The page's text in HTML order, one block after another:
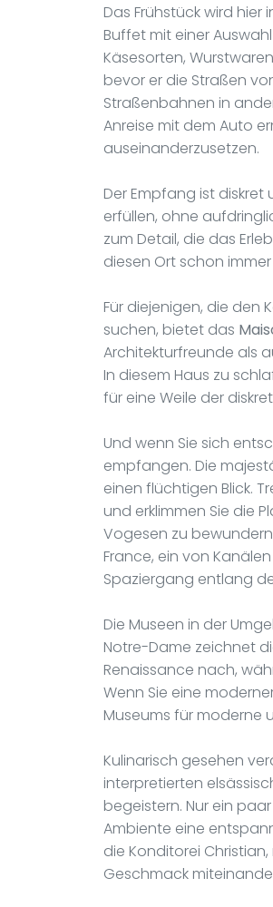
Das Frühstück wird
Buffet mit einer
Käsesorten,
bevor er die Straßen
Straßenbahnen in
Anreise mit dem Auto
auseinanderzusetzen.
Der Empfang ist diskret
erfüllen, ohne
zum Detail, die das
diesen Ort schon
Für diejenigen, die den
suchen, bietet das
Architekturfreunde als
In diesem Haus zu
für eine Weile der
Und wenn Sie sich
empfangen. Die
einen flüchtigen Blick.
und erklimmen Sie die
Vogesen zu
France, ein von
Spaziergang entlang
Die Museen in der
Notre-Dame zeichnet
Renaissance nach,
Wenn Sie eine
Museums für moderne
Kulinarisch gesehen
interpretierten
begeistern. Nur ein
Ambiente eine
die Konditorei
Geschmack